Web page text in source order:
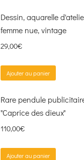
Dessin, aquarelle
femme nue, vintage
29,00€
Ajouter au panier
Rare pendule
"Caprice des dieux"
110,00€
Ajouter au panier